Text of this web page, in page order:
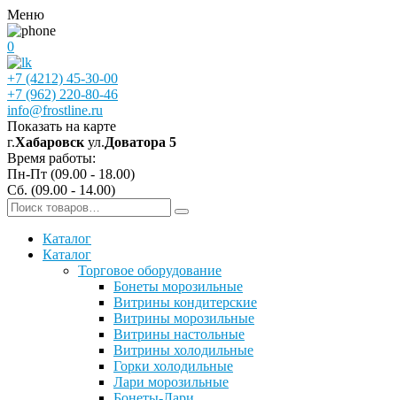
Меню
0
+7 (4212) 45-30-00
+7 (962) 220-80-46
info@frostline.ru
Показать на карте
г.Хабаровск ул.Доватора 5
Время работы:
Пн-Пт (09.00 - 18.00)
Сб. (09.00 - 14.00)
Каталог
Каталог
Торговое оборудование
Бонеты морозильные
Витрины кондитерские
Витрины морозильные
Витрины настольные
Витрины холодильные
Горки холодильные
Лари морозильные